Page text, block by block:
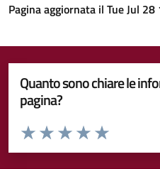
Pagina aggiornata il Tue Jul
Quanto sono chiare le
pagina?
Valuta da 1 a 5 stelle la pagina
Valuta 5
Valuta 4 stelle su
Valuta 3 stelle su 5
Valuta 2 stelle su 5
Valuta 1 stelle su 5